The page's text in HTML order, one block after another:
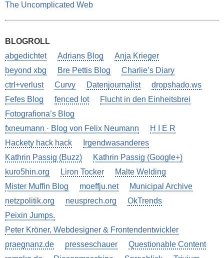
The Uncomplicated Web
BLOGROLL
abgedichtet
Adrians Blog
Anja Krieger
beyond xbg
Bre Pettis Blog
Charlie’s Diary
ctrl+verlust
Curvy Datenjournalist
dropshado.ws
Fefes Blog
fenced lot
Flucht in den Einheitsbrei
Fotografiona’s Blog
fxneumann · Blog von Felix Neumann
H I E R
Hackety hack hack
Irgendwasanderes
Kathrin Passig (Buzz)
Kathrin Passig (Google+)
kuro5hin.org
Liron Tocker
Malte Welding
Mister Muffin Blog
moeffju.net
Municipal Archive
netzpolitik.org
neusprech.org
OkTrends
Peixin Jumps.
Peter Kröner, Webdesigner & Frontendentwickler
praegnanz.de
presseschauer
Questionable Content